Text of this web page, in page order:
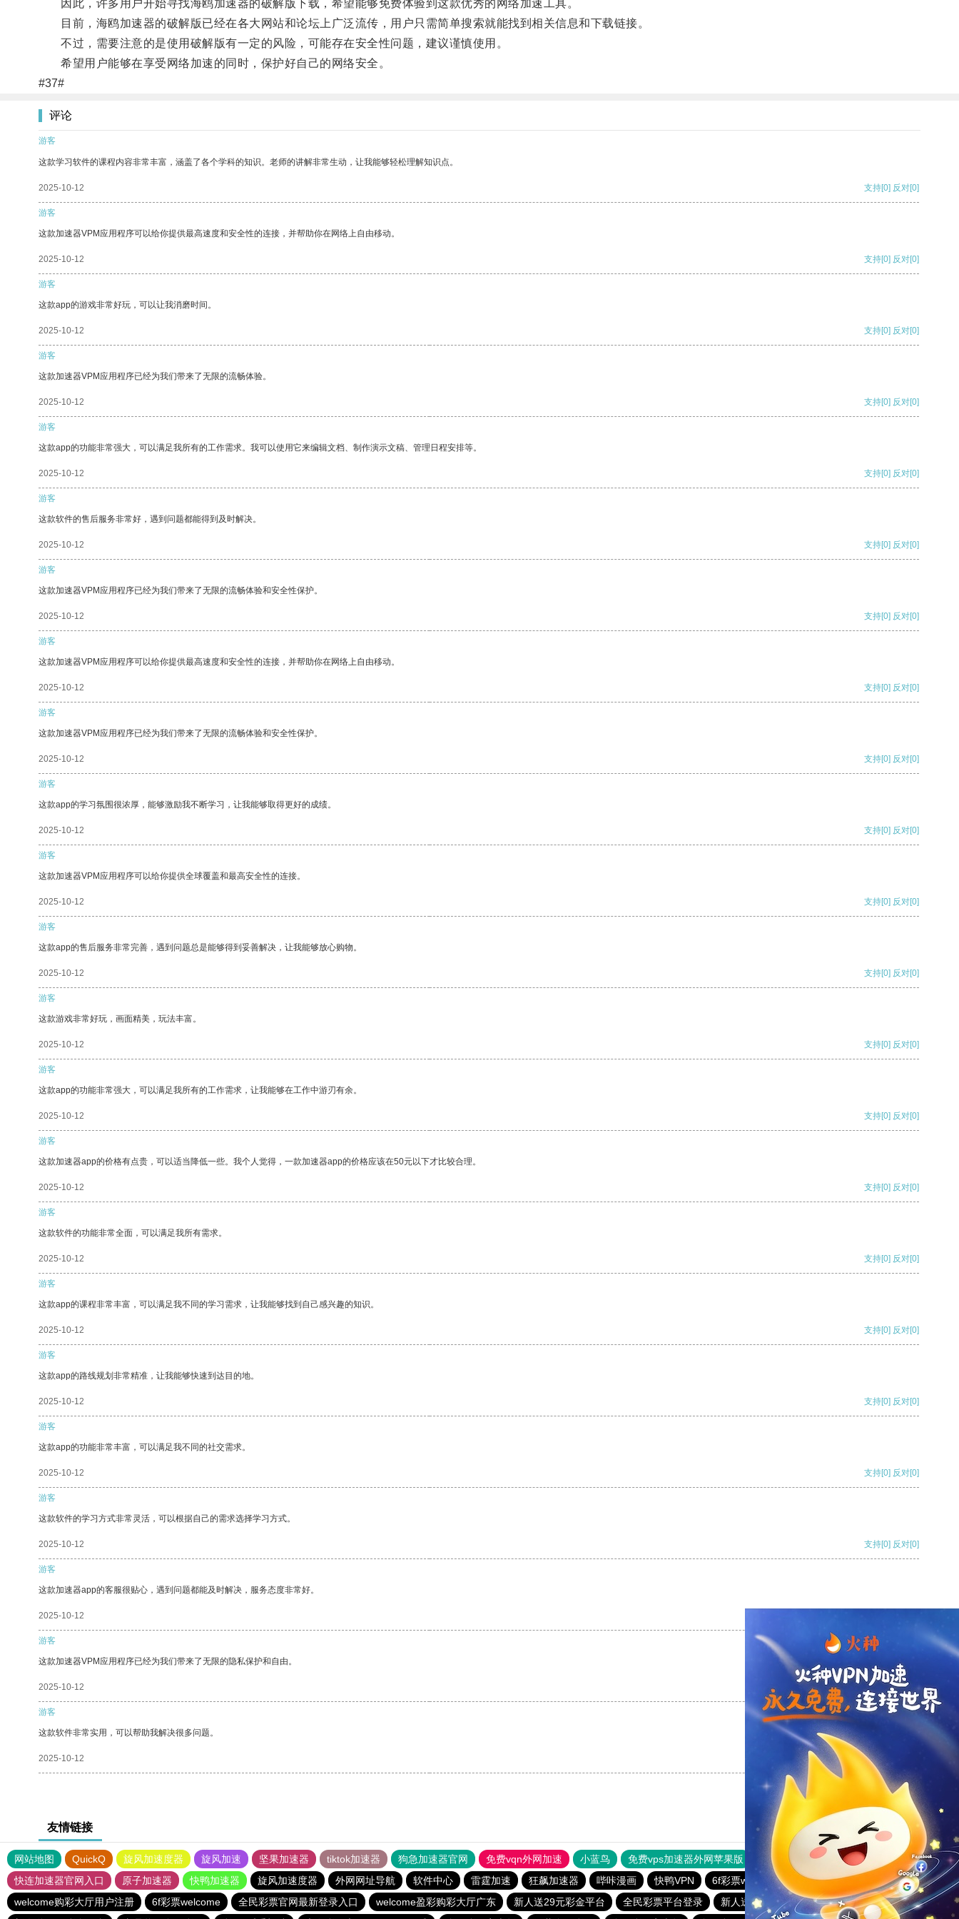
因此，许多用户开始寻找海鸥加速器的破解版下载，希望能够免费体验到这款优秀的网络加速工具。
目前，海鸥加速器的破解版已经在各大网站和论坛上广泛流传，用户只需简单搜索就能找到相关信息和下载链接。
不过，需要注意的是使用破解版有一定的风险，可能存在安全性问题，建议谨慎使用。
希望用户能够在享受网络加速的同时，保护好自己的网络安全。
#37#
评论
游客
这款学习软件的课程内容非常丰富，涵盖了各个学科的知识。老师的讲解非常生动，让我能够轻松理解知识点。
2025-10-12 支持[0] 反对[0]
游客
这款加速器VPM应用程序可以给你提供最高速度和安全性的连接，并帮助你在网络上自由移动。
2025-10-12 支持[0] 反对[0]
游客
这款app的游戏非常好玩，可以让我消磨时间。
2025-10-12 支持[0] 反对[0]
游客
这款加速器VPM应用程序已经为我们带来了无限的流畅体验。
2025-10-12 支持[0] 反对[0]
游客
这款app的功能非常强大，可以满足我所有的工作需求。我可以使用它来编辑文档、制作演示文稿、管理日程安排等。
2025-10-12 支持[0] 反对[0]
游客
这款软件的售后服务非常好，遇到问题都能得到及时解决。
2025-10-12 支持[0] 反对[0]
游客
这款加速器VPM应用程序已经为我们带来了无限的流畅体验和安全性保护。
2025-10-12 支持[0] 反对[0]
游客
这款加速器VPM应用程序可以给你提供最高速度和安全性的连接，并帮助你在网络上自由移动。
2025-10-12 支持[0] 反对[0]
游客
这款加速器VPM应用程序已经为我们带来了无限的流畅体验和安全性保护。
2025-10-12 支持[0] 反对[0]
游客
这款app的学习氛围很浓厚，能够激励我不断学习，让我能够取得更好的成绩。
2025-10-12 支持[0] 反对[0]
游客
这款加速器VPM应用程序可以给你提供全球覆盖和最高安全性的连接。
2025-10-12 支持[0] 反对[0]
游客
这款app的售后服务非常完善，遇到问题总是能够得到妥善解决，让我能够放心购物。
2025-10-12 支持[0] 反对[0]
游客
这款游戏非常好玩，画面精美，玩法丰富。
2025-10-12 支持[0] 反对[0]
游客
这款app的功能非常强大，可以满足我所有的工作需求，让我能够在工作中游刃有余。
2025-10-12 支持[0] 反对[0]
游客
这款加速器app的价格有点贵，可以适当降低一些。我个人觉得，一款加速器app的价格应该在50元以下才比较合理。
2025-10-12 支持[0] 反对[0]
游客
这款软件的功能非常全面，可以满足我所有需求。
2025-10-12 支持[0] 反对[0]
游客
这款app的课程非常丰富，可以满足我不同的学习需求，让我能够找到自己感兴趣的知识。
2025-10-12 支持[0] 反对[0]
游客
这款app的路线规划非常精准，让我能够快速到达目的地。
2025-10-12 支持[0] 反对[0]
游客
这款app的功能非常丰富，可以满足我不同的社交需求。
2025-10-12 支持[0] 反对[0]
游客
这款软件的学习方式非常灵活，可以根据自己的需求选择学习方式。
2025-10-12 支持[0] 反对[0]
游客
这款加速器app的客服很贴心，遇到问题都能及时解决，服务态度非常好。
2025-10-12
游客
这款加速器VPM应用程序已经为我们带来了无限的隐私保护和自由。
2025-10-12 支持 [0] 反对 [0]
游客
这款软件非常实用，可以帮助我解决很多问题。
2025-10-12 支持
友情链接
网站地图 QuickQ 旋风加速度器 旋风加速 坚果加速器 tiktok加速器 狗急加速器官网 免费vqn外网加速 小蓝鸟 免费vps加速器外网苹果版 旋风加速度器
快连加速器
快连加速器官网入口
原子加速器 快鸭加速器 旋风加速度器 外网网址导航 软件中心 雷霆加速 狂飙加速器 哔咔漫画 快鸭VPN 6f彩票welcome
全民彩票app下载安装安卓
welcome购彩大厅用户注册
6f彩票welcome 全民彩票官网最新登录入口 welcome盈彩购彩大厅广东 新人送29元彩金平台 全民彩票平台登录 新人送29元彩金平台
全民彩票下载大全官网